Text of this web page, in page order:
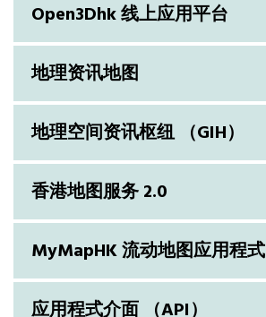
Open3Dhk 线上应用平台
地理资讯地图
地理空间资讯枢纽 （GIH）
香港地图服务 2.0
MyMapHK 流动地图应用程式
应用程式介面 （API）